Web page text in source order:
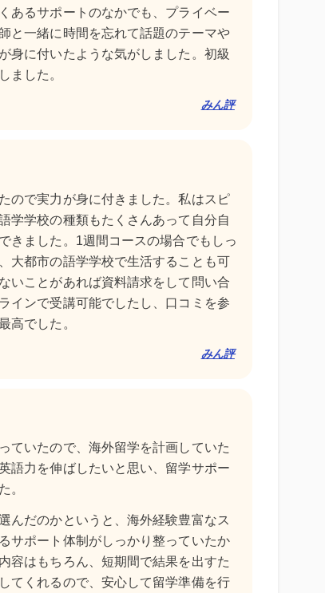
あるサポートのなかでも、プライベー
と一緒に時間を忘れて話題のテーマや
身に付いたような気がしました。初級
ました。
みん評
ので実力が身に付きました。私はスピ
学学校の種類もたくさんあって自分自
きました。1週間コースの場合でもしっ
大都市の語学学校で生活することも可
いことがあれば資料請求をして問い合
インで受講可能でしたし、口コミを参
高でした。
みん評
ていたので、海外留学を計画していた
語力を伸ばしたいと思い、留学サポー
。
んだのかというと、海外経験豊富なス
サポート体制がしっかり整っていたか
容はもちろん、短期間で結果を出すた
てくれるので、安心して留学準備を行